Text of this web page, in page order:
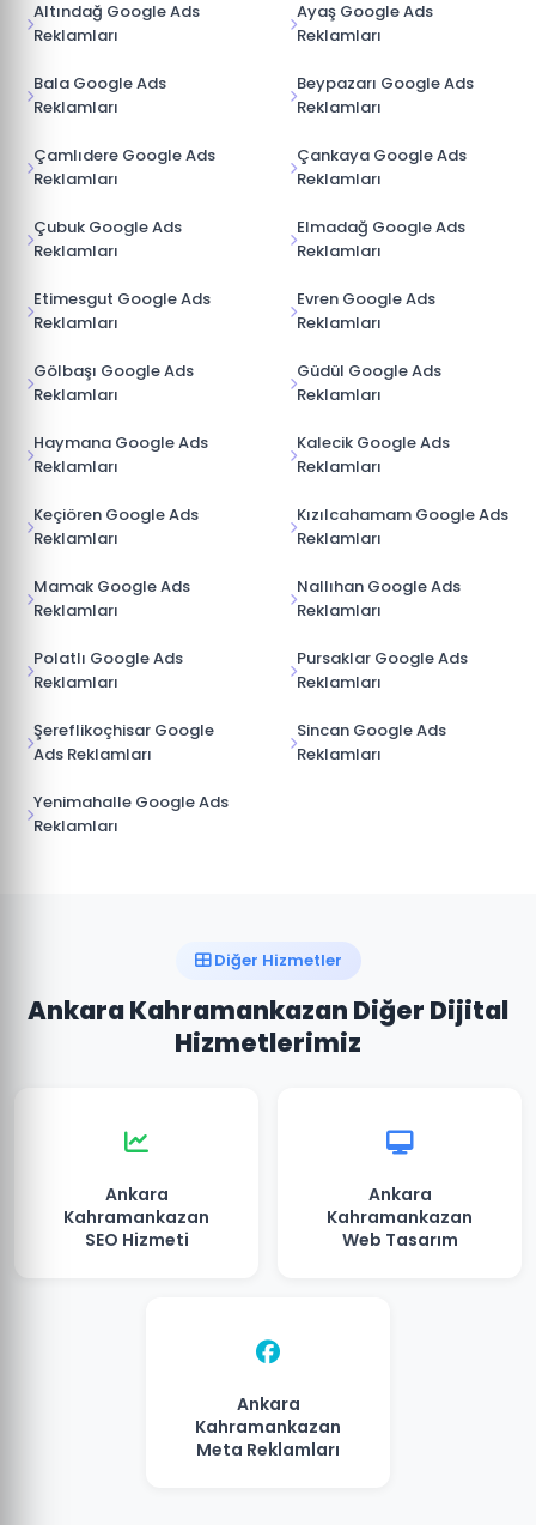
Altındağ Google Ads
Reklamları
Ayaş Google Ads
Reklamları
Bala Google Ads
Reklamları
Beypazarı Google Ads
Reklamları
Çamlıdere Google Ads
Reklamları
Çankaya Google Ads
Reklamları
Çubuk Google Ads
Reklamları
Elmadağ Google Ads
Reklamları
Etimesgut Google Ads
Reklamları
Evren Google Ads
Reklamları
Gölbaşı Google Ads
Reklamları
Güdül Google Ads
Reklamları
Haymana Google Ads
Reklamları
Kalecik Google Ads
Reklamları
Keçiören Google Ads
Reklamları
Kızılcahamam Google Ads
Reklamları
Mamak Google Ads
Reklamları
Nallıhan Google Ads
Reklamları
Polatlı Google Ads
Reklamları
Pursaklar Google Ads
Reklamları
Şereflikoçhisar Google
Ads Reklamları
Sincan Google Ads
Reklamları
Yenimahalle Google Ads
Reklamları
Diğer Hizmetler
Ankara Kahramankazan Diğer Dijital
Hizmetlerimiz
Ankara
Kahramankazan
SEO Hizmeti
Ankara
Kahramankazan
Web Tasarım
Ankara
Kahramankazan
Meta Reklamları